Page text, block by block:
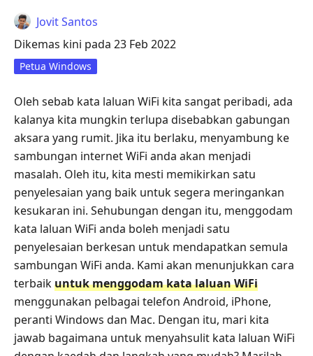
Jovit Santos
Dikemas kini pada 23 Feb 2022
Petua Windows
Oleh sebab kata laluan WiFi kita sangat peribadi, ada
kalanya kita mungkin terlupa disebabkan gabungan
aksara yang rumit. Jika itu berlaku, menyambung ke
sambungan internet WiFi anda akan menjadi
masalah. Oleh itu, kita mesti memikirkan satu
penyelesaian yang baik untuk segera meringankan
kesukaran ini. Sehubungan dengan itu, menggodam
kata laluan WiFi anda boleh menjadi satu
penyelesaian berkesan untuk mendapatkan semula
sambungan WiFi anda. Kami akan menunjukkan cara
terbaikuntuk menggodam kata laluan WiFi
menggunakan pelbagai telefon Android, iPhone,
peranti Windows dan Mac. Dengan itu, mari kita
jawab bagaimana untuk menyahsulit kata laluan WiFi